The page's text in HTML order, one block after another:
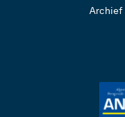
Archief